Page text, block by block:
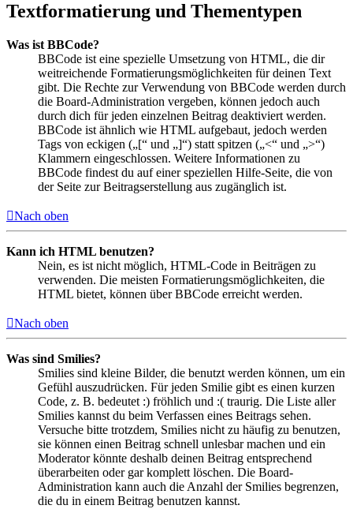
Textformatierung und Thementypen
Was ist BBCode?
BBCode ist eine spezielle Umsetzung von HTML, die dir
weitreichende Formatierungsmöglichkeiten für deinen Text
gibt. Die Rechte zur Verwendung von BBCode werden durch
die Board-Administration vergeben, können jedoch auch
durch dich für jeden einzelnen Beitrag deaktiviert werden.
BBCode ist ähnlich wie HTML aufgebaut, jedoch werden
Tags von eckigen („[“ und „]“) statt spitzen („<“ und „>“)
Klammern eingeschlossen. Weitere Informationen zu
BBCode findest du auf einer speziellen Hilfe-Seite, die von
der Seite zur Beitragserstellung aus zugänglich ist.
Nach oben
Kann ich HTML benutzen?
Nein, es ist nicht möglich, HTML-Code in Beiträgen zu
verwenden. Die meisten Formatierungsmöglichkeiten, die
HTML bietet, können über BBCode erreicht werden.
Nach oben
Was sind Smilies?
Smilies sind kleine Bilder, die benutzt werden können, um ein
Gefühl auszudrücken. Für jeden Smilie gibt es einen kurzen
Code, z. B. bedeutet :) fröhlich und :( traurig. Die Liste aller
Smilies kannst du beim Verfassen eines Beitrags sehen.
Versuche bitte trotzdem, Smilies nicht zu häufig zu benutzen,
sie können einen Beitrag schnell unlesbar machen und ein
Moderator könnte deshalb deinen Beitrag entsprechend
überarbeiten oder gar komplett löschen. Die Board-
Administration kann auch die Anzahl der Smilies begrenzen,
die du in einem Beitrag benutzen kannst.